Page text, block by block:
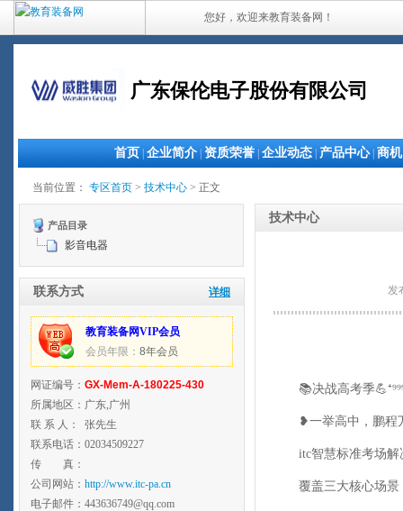
您好，欢迎来教育装备网！
广东保伦电子股份有限公司
首页 企业简介 资质荣誉 企业动态 产品中心| 商机
当前位置： 专区首页 > 技术中心 > 正文
产品目录
影音电器
联系方式 详细
教育装备网VIP会员
会员年限： 8年会员
网证编号： GX-Mem-A-180225-430
所属地区： 广东,广州
联 系 人：
张先生
联系电话： 02034509227
传 真：
公司网站： http://www.itc-pa.cn
电子邮件： 443636749@qq.com
技术中心
发
📚决战高考季
❥一举高中，鹏程
itc智慧标准考场解
覆盖三大核心场景